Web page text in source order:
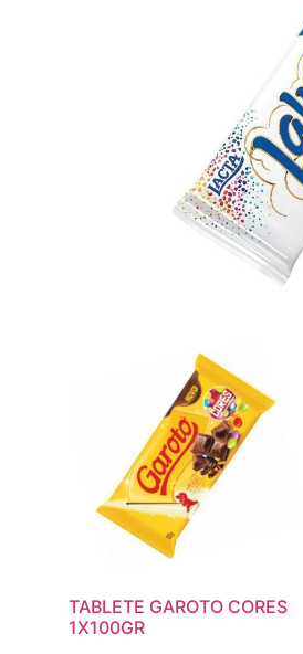
TABLETE GAROTO CORES
1X100GR